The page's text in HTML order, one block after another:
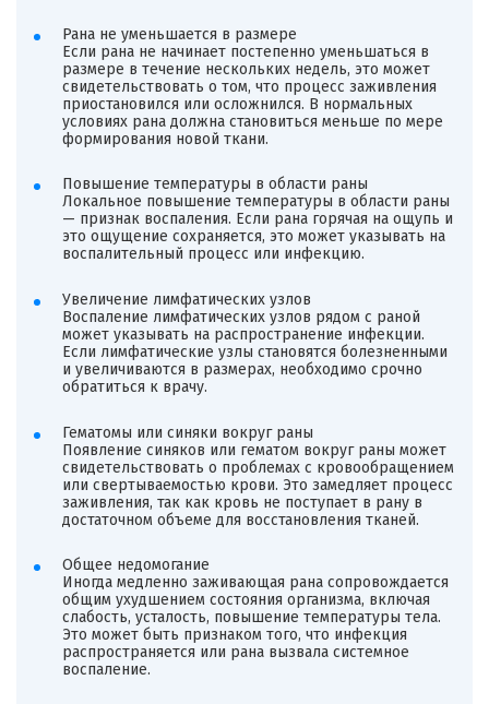
Рана не уменьшается в размере
Если рана не начинает постепенно уменьшаться в
размере в течение нескольких недель, это может
свидетельствовать о том, что процесс заживления
приостановился или осложнился. В нормальных
условиях рана должна становиться меньше по мере
формирования новой ткани.
Повышение температуры в области раны
Локальное повышение температуры в области раны
— признак воспаления. Если рана горячая на ощупь и
это ощущение сохраняется, это может указывать на
воспалительный процесс или инфекцию.
Увеличение лимфатических узлов
Воспаление лимфатических узлов рядом с раной
может указывать на распространение инфекции.
Если лимфатические узлы становятся болезненными
и увеличиваются в размерах, необходимо срочно
обратиться к врачу.
Гематомы или синяки вокруг раны
Появление синяков или гематом вокруг раны может
свидетельствовать о проблемах с кровообращением
или свертываемостью крови. Это замедляет процесс
заживления, так как кровь не поступает в рану в
достаточном объеме для восстановления тканей.
Общее недомогание
Иногда медленно заживающая рана сопровождается
общим ухудшением состояния организма, включая
слабость, усталость, повышение температуры тела.
Это может быть признаком того, что инфекция
распространяется или рана вызвала системное
воспаление.